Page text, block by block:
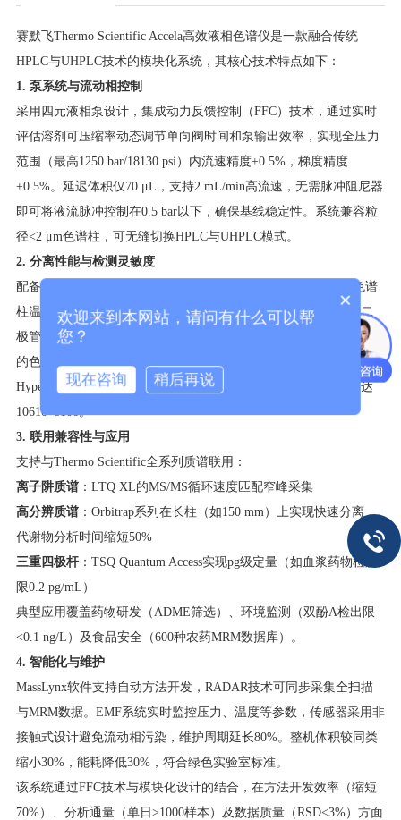
赛默飞Thermo Scientific Accela高效液相色谱仪是一款融合传统
HPLC与UHPLC技术的模块化系统，其核心技术特点如下：
1. 泵系统与流动相控制
采用四元液相泵设计，集成动力反馈控制（FFC）技术，通过实时
评估溶剂可压缩率动态调节单向阀时间和泵输出效率，实现全压力
范围（最高1250 bar/18130 psi）内流速精度±0.5%，梯度精度
±0.5%。延迟体积仅70 μL，支持2 mL/min高流速，无需脉冲阻尼器
即可将液流脉冲控制在0.5 bar以下，确保基线稳定性。系统兼容粒
径<2 μm色谱柱，可无缝切换HPLC与UHPLC模式。
2. 分离性能与检测灵敏度
配备Total Temperature Management全流程温控系统，进样口与色谱
柱温控范围10-110℃，保留时间偏差<0.1%。配合LightPipe™光二
极管阵列检测器，灵敏度较常规DAD提升5倍，可检测1秒甚至更窄
的色谱峰（FWHM），适配超快速分离需求。与质谱联用时，
Hypersil GOLD™色谱柱技术可显著提升峰形尖锐度，动态范围达
10610^6
3. 联用兼容性与应用
支持与Thermo Scientific全系列质谱联用：
离子阱质谱​：LTQ XL的MS/MS循环速度匹配窄峰采集
高分辨质谱​：Orbitrap系列在长柱（如150 mm）上实现快速分离，
代谢物分析时间缩短50%
三重四极杆​：TSQ Quantum Access实现pg级定量（如血浆药物检测
限0.2 pg/mL）
典型应用覆盖药物研发（ADME筛选）、环境监测（双酚A检出限
<0.1 ng/L）及食品安全（600种农药MRM数据库）。
4. 智能化与维护
MassLynx软件支持自动方法开发，RADAR技术可同步采集全扫描
与MRM数据。EMF系统实时监控压力、温度等参数，传感器采用非
接触式设计避免流动相污染，维护周期延长80%。整机体积较同类
缩小30%，能耗降低30%，符合绿色实验室标准。
该系统通过FFC技术与模块化设计的结合，在方法开发效率（缩短
70%）、分析通量（单日>1000样本）及数据质量（RSD<3%）方面
×
欢迎来到本网站，请问有什么可以帮
您？
现在咨询 稍后再说